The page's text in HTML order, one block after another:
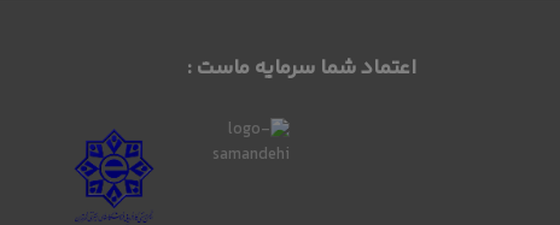
اعتماد شما سرمایه ماست :